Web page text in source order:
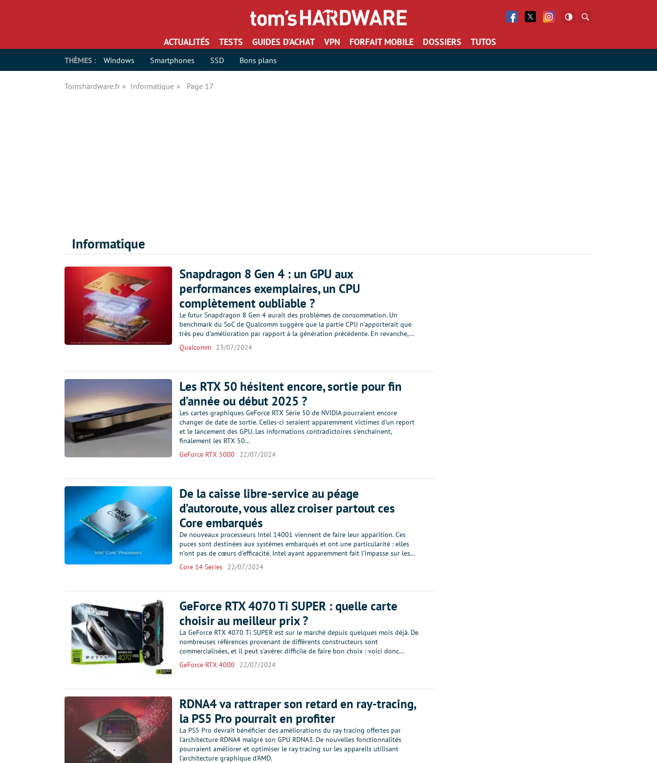
Facebook
Twitter Facebook
ACTUALITÉS TESTS GUIDES D’ACHAT VPN FORFAIT MOBILE DOSSIERS TUTOS
THÈMES : Windows Smartphones SSD Bons plans
Tomshardware.fr Informatique Page 17
Informatique
Snapdragon 8 Gen 4 : un GPU aux
performances exemplaires, un CPU
complètement oubliable ?
Le futur Snapdragon 8 Gen 4 aurait des problèmes de consommation. Un
benchmark du SoC de Qualcomm suggère que la partie CPU n’apporterait que
très peu d’amélioration par rapport à la génération précédente. En revanche,…
Qualcomm
23/07/2024
Les RTX 50 hésitent encore, sortie pour fin
d’année ou début 2025 ?
Les cartes graphiques GeForce RTX Série 50 de NVIDIA pourraient encore
changer de date de sortie. Celles-ci seraient apparemment victimes d’un report
et le lancement des GPU. Les informations contradictoires s'enchaînent,
finalement les RTX 50…
GeForce RTX 5000
22/07/2024
De la caisse libre-service au péage
d’autoroute, vous allez croiser partout ces
Core embarqués
De nouveaux processeurs Intel 14001 viennent de faire leur apparition. Ces
puces sont destinées aux systèmes embarqués et ont une particularité : elles
n’ont pas de cœurs d'efficacité. Intel ayant apparemment fait l’impasse sur les…
Core 14 Series
22/07/2024
GeForce RTX 4070 Ti SUPER : quelle carte
choisir au meilleur prix ?
La GeForce RTX 4070 Ti SUPER est sur le marché depuis quelques mois déjà. De
nombreuses références provenant de différents constructeurs sont
commercialisées, et il peut s'avérer difficile de faire bon choix : voici donc…
GeForce RTX 4000
22/07/2024
RDNA4 va rattraper son retard en ray-tracing,
la PS5 Pro pourrait en profiter
La PS5 Pro devrait bénéficier des améliorations du ray tracing offertes par
l’architecture RDNA4 malgré son GPU RDNA3. De nouvelles fonctionnalités
pourraient améliorer et optimiser le ray tracing sur les appareils utilisant
l’architecture graphique d’AMD.